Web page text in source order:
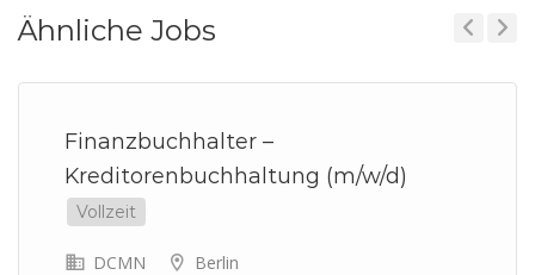
Ähnliche Jobs
Finanzbuchhalter –
Kreditorenbuchhaltung (m/w/d)
Vollzeit
DCMN Berlin